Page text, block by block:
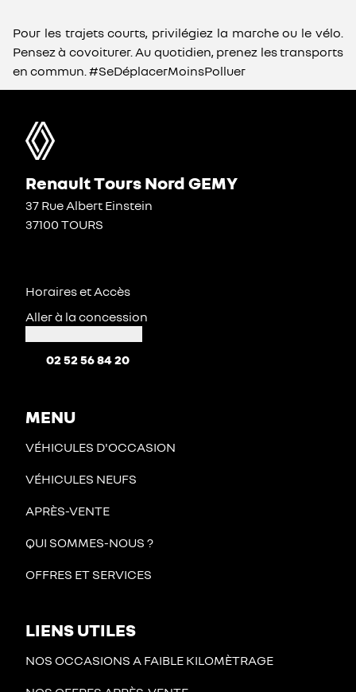
Pour les trajets courts, privilégiez la marche ou le vélo.
Pensez à covoiturer. Au quotidien, prenez les transports
en commun. #SeDéplacerMoinsPolluer
Renault Tours Nord GEMY
37 Rue Albert Einstein
37100 TOURS
Horaires et Accès
Aller à la concession
02 52 56 84 20
MENU
VÉHICULES D'OCCASION
VÉHICULES NEUFS
APRÈS-VENTE
QUI SOMMES-NOUS ?
OFFRES ET SERVICES
LIENS UTILES
NOS OCCASIONS A FAIBLE KILOMÈTRAGE